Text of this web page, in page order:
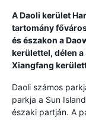
A Daoli kerület
tartomány
és északon a
kerülettel, délen
Xiangfang
Daoli számos
parkja a Sun
északi partján. A